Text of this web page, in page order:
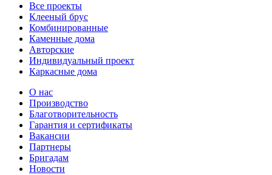
Все проекты
Клееный брус
Комбинированные
Каменные дома
Авторские
Индивидуальный проект
Каркасные дома
О нас
Производство
Благотворительность
Гарантия и сертификаты
Вакансии
Партнеры
Бригадам
Новости